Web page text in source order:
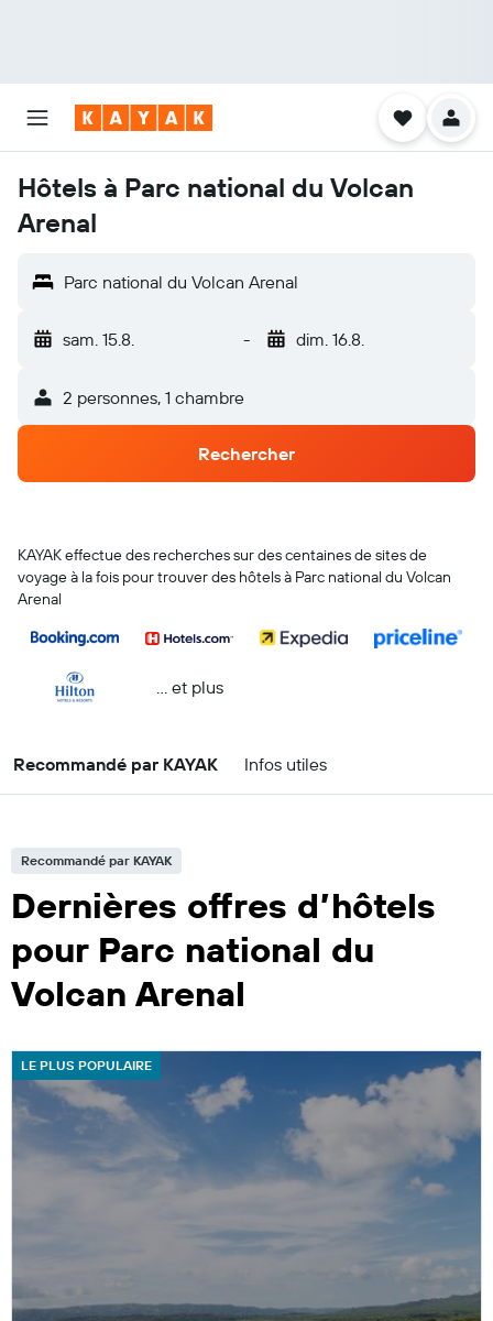
Hôtels à Parc national du Volcan
Arenal
Parc national du Volcan Arenal
sam. 15.8. - dim. 16.8.
2 personnes, 1 chambre
Rechercher
KAYAK effectue des recherches sur des centaines de sites de
voyage à la fois pour trouver des hôtels à Parc national du Volcan
Arenal
… et plus
Recommandé par KAYAK Infos utiles
Recommandé par KAYAK
Dernières offres d’hôtels
pour Parc national du
Volcan Arenal
LE PLUS POPULAIRE